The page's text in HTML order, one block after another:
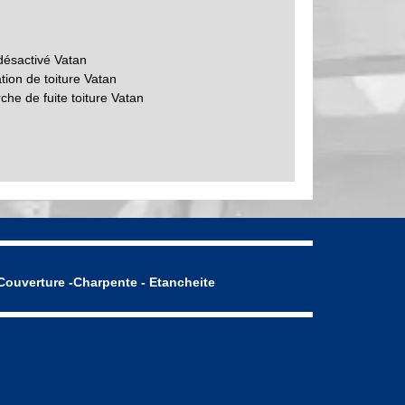
Vatan
de toiture Vatan
de fuite toiture Vatan
-Charpente - Etancheite